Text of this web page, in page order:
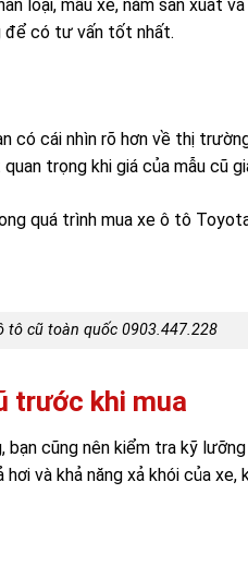
loại, mẫu xe, năm sản xuất
để có tư vấn tốt nhất.
có cái nhìn rõ hơn về thị
trọng khi giá của mẫu cũ
quá trình mua xe ô tô
tô cũ toàn quốc 0903.447.228
trước khi mua
cũng nên kiểm tra kỹ
và khả năng xả khói của xe,